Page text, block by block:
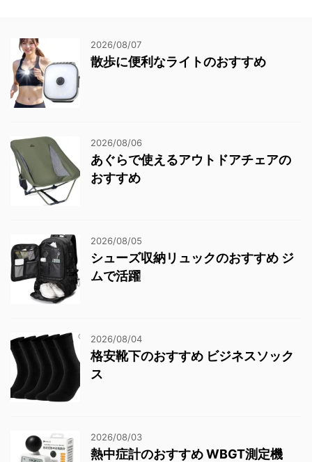
2026/08/07
散歩に便利なライトのおすすめ
2026/08/06
あぐらで使えるアウトドアチェアの
おすすめ
2026/08/05
シューズ収納リュックのおすすめ ジ
ムで活躍
2026/08/04
格安靴下のおすすめ ビジネスソック
ス
2026/08/03
熱中症計のおすすめ WBGT測定機